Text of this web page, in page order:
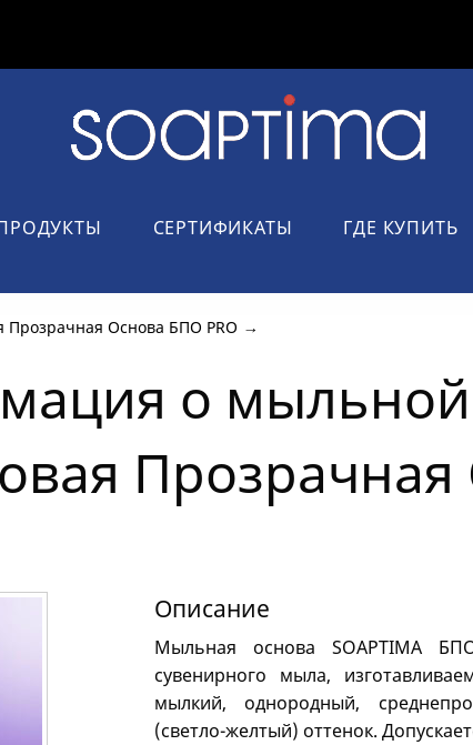
СЕРТИФИКАТЫ ГДЕ КУПИТЬ
Прозрачная Основа БПО PRO →
о
Описание
Мыльная основа SOAPTIMA
сувенирного мыла,
мылкий, однородный,
(светло-желтый) оттенок.